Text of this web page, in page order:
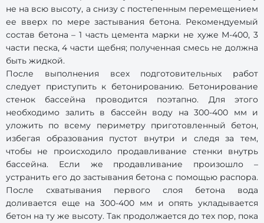
не на всю высоту, а снизу с постепенным перемещением
ее вверх по мере застывания бетона. Рекомендуемый
состав бетона – 1 часть цемента марки не хуже М-400, 3
части песка, 4 части щебня; полученная смесь не должна
быть жидкой.
После выполнения всех подготовительных работ
следует приступить к бетонированию. Бетонирование
стенок бассейна проводится поэтапно. Для этого
необходимо залить в бассейн воду на 300-400 мм и
уложить по всему периметру приготовленный бетон,
избегая образования пустот внутри и следя за тем,
чтобы не происходило продавливание стенки внутрь
бассейна. Если же продавливание произошло –
устранить его до застывания бетона с помощью распора.
После схватывания первого слоя бетона вода
доливается еще на 300-400 мм и опять укладывается
бетон на ту же высоту. Так продолжается до тех пор, пока